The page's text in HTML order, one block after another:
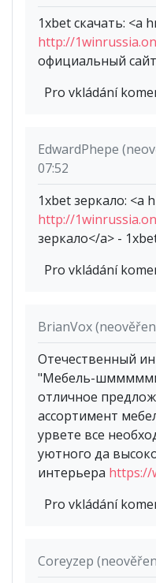
1xbet скачать: <a
http://
официальный
Pro vkládání
EdwardPhepe
07:52
1xbet зеркало: <a
http://
зеркало</a> -
Pro vkládání
BrianVox
Отечественный
"Мебель-
отличное
ассортимент
урвете все
уютного да
интерьера https://
Pro vkládání
Coreyzep